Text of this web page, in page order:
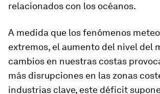
relacionados con los océanos.
A medida que los fenómenos
extremos, el aumento del nivel del
cambios en nuestras costas
más disrupciones en las zonas
industrias clave, este déficit